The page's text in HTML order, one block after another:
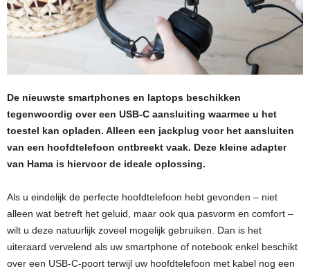
De nieuwste smartphones en laptops beschikken
tegenwoordig over een USB-C aansluiting waarmee u het
toestel kan opladen. Alleen een jackplug voor het aansluiten
van een hoofdtelefoon ontbreekt vaak. Deze kleine adapter
van Hama is hiervoor de ideale oplossing.
Als u eindelijk de perfecte hoofdtelefoon hebt gevonden – niet
alleen wat betreft het geluid, maar ook qua pasvorm en comfort –
wilt u deze natuurlijk zoveel mogelijk gebruiken. Dan is het
uiteraard vervelend als uw smartphone of notebook enkel beschikt
over een USB-C-poort terwijl uw hoofdtelefoon met kabel nog een